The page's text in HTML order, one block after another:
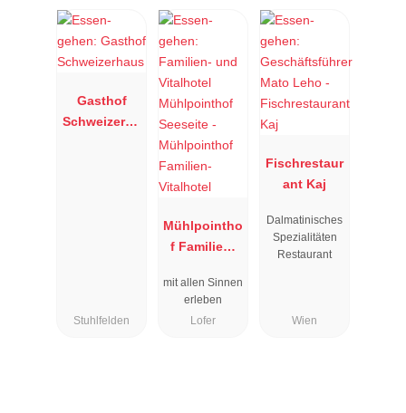
Gasthof
Schweizerha
Stuhlfelden
Mühlpointho
f Familien-
mit allen Sinnen
erleben
Lofer
Fischrestaur
ant Kaj
Dalmatinisches
Spezialitäten
Restaurant
Wien